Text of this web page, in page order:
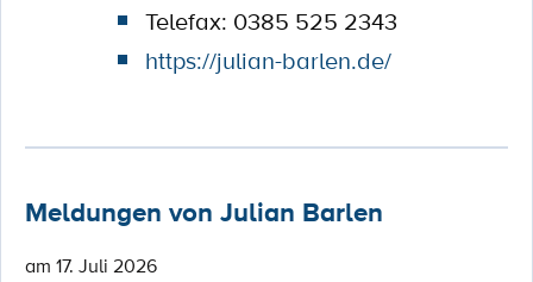
Telefax: 0385 525 2343
https://julian-barlen.de/
Meldungen von Julian Barlen
am 17. Juli 2026